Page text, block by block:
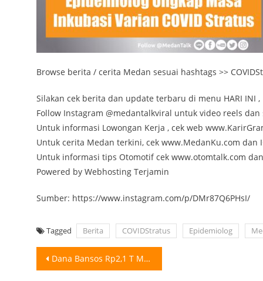
Browse berita / cerita Medan sesuai hashtags >>
Silakan cek berita dan update terbaru di menu HARI INI
Follow Instagram @medantalkviral untuk video reels
Untuk informasi Lowongan Kerja , cek web
Untuk cerita Medan terkini, cek www.MedanKu.com dan
Untuk informasi tips Otomotif cek www.otomtalk.com
Powered by Webhosting Terjamin
Sumber: https://www.instagram.com/p/DMr87Q6PHsI/
Tagged Berita COVIDStratus Epidemiolog
Post
Dana Bansos Rp2,1 T Mengendap di 10 Juta Rekening Nganggur Pusat Pelaporan